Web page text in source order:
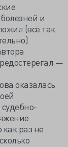
и
(всё так
—
оказалась
раз не